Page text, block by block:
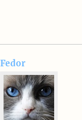
Fedor